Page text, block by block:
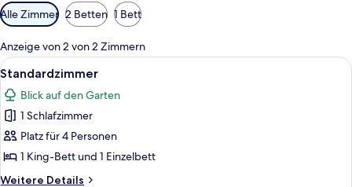
Verfügbare
Filter
für
Zimmer
Alle Zimmer 2 Betten 1 Bett
Anzeige von 2 von 2 Zimmern
Alle
Fotos
für
Standardzimmer
anzeigen
Ein Zimmer mit zwei Betten, einem
4
Standardzimmer
Blick auf den Garten
1 Schlafzimmer
Platz für 4 Personen
1 King-Bett und 1 Einzelbett
Weitere Details
Weitere